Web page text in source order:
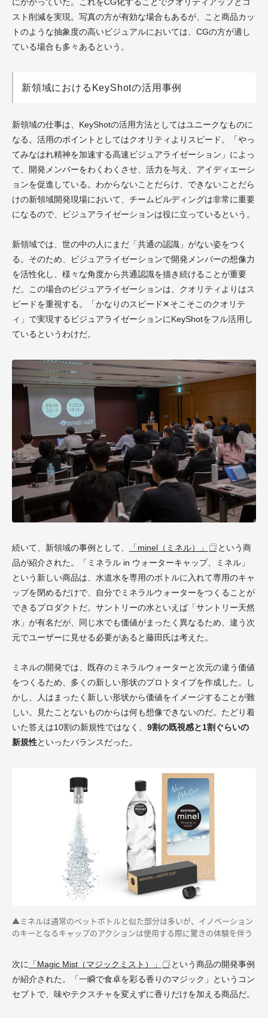
スト削減を実現。写真の方が有効な場合もあるが、こと商品カッ
トのような抽象度の高いビジュアルにおいては、CGの方が適し
ている場合も多々あるという。
新領域におけるKeyShotの活用事例
新領域の仕事は、KeyShotの活用方法としてはユニークなものに
なる。活用のポイントとしてはクオリティよりスピード。「やっ
てみなはれ精神を加速する高速ビジュアライゼーション」によっ
て、開発メンバーをわくわくさせ、活力を与え、アイディエーシ
ョンを促進している。わからないことだらけ、できないことだら
けの新領域開発現場において、チームビルディングは非常に重要
になるので、ビジュアライゼーションは役に立っているという。
新領域では、世の中の人にまだ「共通の認識」がない姿をつく
る。そのため、ビジュアライゼーションで開発メンバーの想像力
を活性化し、様々な角度から共通認識を描き続けることが重要
だ。この場合のビジュアライゼーションは、クオリティよりはス
ピードを重視する。「かなりのスピード✕そこそこのクオリテ
ィ」で実現するビジュアライゼーションにKeyShotをフル活用し
ているというわけだ。
続いて、新領域の事例として、 「minel（ミネル）」
という商
品が紹介された。「ミネラル in ウォーターキャップ、ミネル」
という新しい商品は、水道水を専用のボトルに入れて専用のキャ
ップを閉めるだけで、自分でミネラルウォーターをつくることが
できるプロダクトだ。サントリーの水といえば「サントリー天然
水」が有名だが、同じ水でも価値がまったく異なるため、違う次
元でユーザーに見せる必要があると藤田氏は考えた。
ミネルの開発では、既存のミネラルウォーターと次元の違う価値
をつくるため、多くの新しい形状のプロトタイプを作成した。し
かし、人はまったく新しい形状から価値をイメージすることが難
しい。見たことないものからは何も想像できないのだ。たどり着
いた答えは10割の新規性ではなく、 9割の既視感と1割ぐらいの
新規性といったバランスだった。
▲ミネルは通常のペットボトルと似た部分は多いが、イノベーション
のキーとなるキャップのアクションは使用する際に驚きの体験を伴う
次に 「Magic Mist（マジックミスト）」
という商品の開発事例
が紹介された。「一瞬で食卓を彩る香りのマジック」というコン
セプトで、味やテクスチャを変えずに香りだけを加える商品だ。